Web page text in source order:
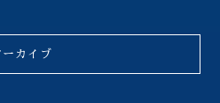
ーカイブ